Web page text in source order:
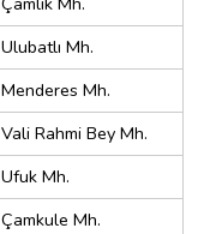
Ulubatlı Mh.
Menderes Mh.
Vali Rahmi Bey Mh.
Ufuk Mh.
Çamkule Mh.